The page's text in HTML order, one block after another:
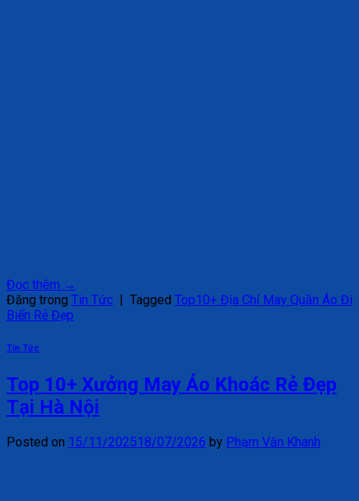
Đọc thêm →
Đăng trong Tin Tức | Tagged Top10+ Địa Chỉ May Quần Áo Đi
Biển Rẻ Đẹp
Tin Tức
Top 10+ Xưởng May Áo Khoác Rẻ Đẹp
Tại Hà Nội
Posted on 15/11/202518/07/2026 by Phạm Văn Khanh